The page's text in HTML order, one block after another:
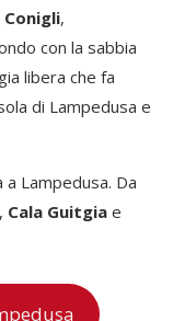
,
con la sabbia
libera che fa
di Lampedusa e
a Lampedusa. Da
, Cala Guitgia e